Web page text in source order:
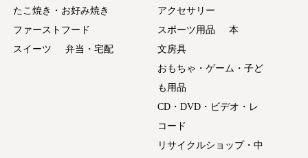
たこ焼き・お好み焼き
ファーストフード
スイーツ
弁当・宅配
アクセサリー
スポーツ用品
本
文房具
おもちゃ・ゲーム・子ど
も用品
CD・DVD・ビデオ・レ
コード
リサイクルショップ・中